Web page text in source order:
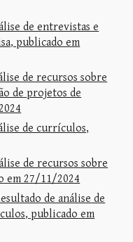
de entrevistas e
publicado em
de recursos sobre
deprojetos de
de currículos,
de recursos sobre
em 27/11/2024
de análise de
publicado em